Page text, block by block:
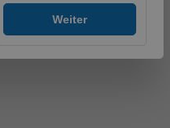
Weiter
- O1 - W10 -